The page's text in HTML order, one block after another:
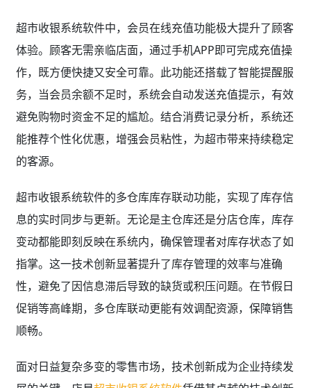
超市收银系统软件中，会员在线充值功能极大提升了顾客
体验。顾客无需亲临店面，通过手机APP即可完成充值操
作，既方便快捷又安全可靠。此功能还搭载了智能提醒服
务，当会员余额不足时，系统会自动发送充值提示，有效
避免购物时资金不足的尴尬。结合消费记录分析，系统还
能推荐个性化优惠，增强会员粘性，为超市带来持续稳定
的客源。
超市收银系统软件的多仓库库存联动功能，实现了库存信
息的实时同步与更新。无论是主仓库还是分店仓库，库存
变动都能即刻反映在系统内，确保管理者对库存状态了如
指掌。这一技术创新显著提升了库存管理的效率与准确
性，避免了因信息滞后导致的缺货或积压问题。在节假日
促销等高峰期，多仓库联动更能有效调配资源，保障销售
顺畅。
面对日益复杂多变的零售市场，技术创新成为企业持续发